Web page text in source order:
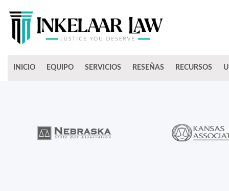
INICIO EQUIPO SERVICIOS RESEÑAS RECURSOS